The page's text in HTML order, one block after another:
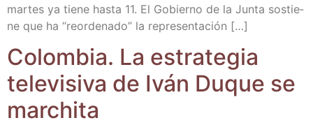
mar­tes ya tie­ne has­ta 11. El Gobierno de la Jun­ta sos­tie­
ne que ha “reor­de­na­do” la representación […]
Colom­bia. La estra­te­gia
tele­vi­si­va de Iván Duque se
marchita